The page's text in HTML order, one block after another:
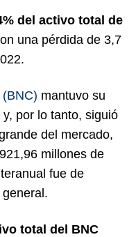
del activo total de
una pérdida de 3,7
mantuvo su
por lo tanto, siguió
del mercado,
millones de
fue de
total del BNC